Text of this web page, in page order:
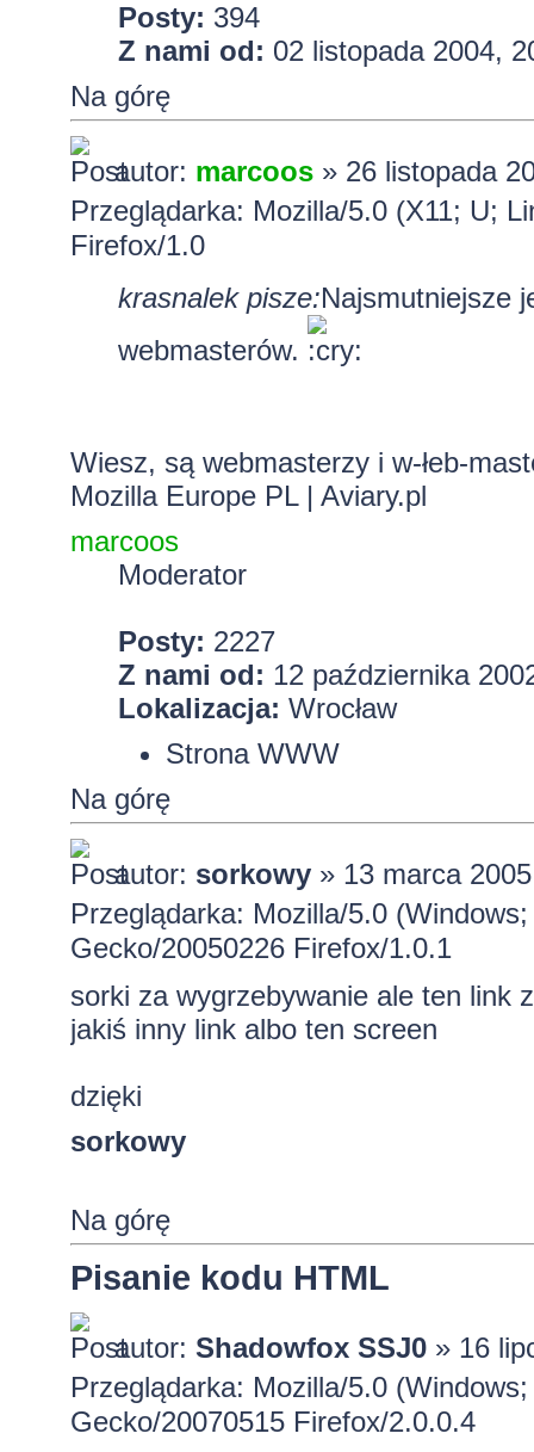
Posty: 394
Z nami od: 02 listopada 2004,
Na górę
autor: marcoos» 26 listopada
Przeglądarka: Mozilla/5.0 (X11; U;
Firefox/1.0
krasnalek pisze:Najsmutniejsze
webmasterów.
Wiesz, są webmasterzyi w-łeb-
Mozilla Europe PL| Aviary.pl
marcoos
Moderator
Posty: 2227
Z nami od: 12 października
Lokalizacja: Wrocław
Strona WWW
Na górę
autor: sorkowy» 13 marca
Przeglądarka: Mozilla/5.0
Gecko/20050226 Firefox/1.0.1
sorki za wygrzebywanie ale ten link
jakiś inny link albo ten screen
dzięki
sorkowy
Na górę
Pisanie kodu HTML
autor: Shadowfox SSJ0» 16
Przeglądarka: Mozilla/5.0
Gecko/20070515 Firefox/2.0.0.4